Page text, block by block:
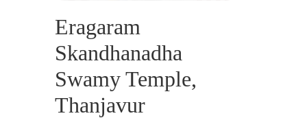
Eragaram
Skandhanadha
Swamy Temple,
Thanjavur